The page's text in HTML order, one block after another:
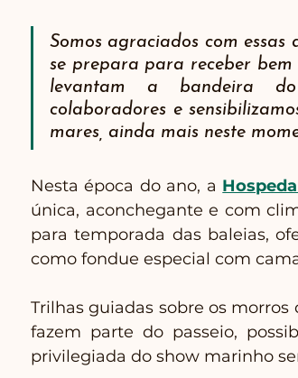
Somos agraciados com essas
se prepara para receber bem
levantam a bandeira
colaboradores e
mares, ainda mais neste
Nesta época do ano, a
única, aconchegante e com
para temporada das baleias,
como fondue especial com
Trilhas guiadas sobre os
fazem parte do passeio,
privilegiada do show marinho